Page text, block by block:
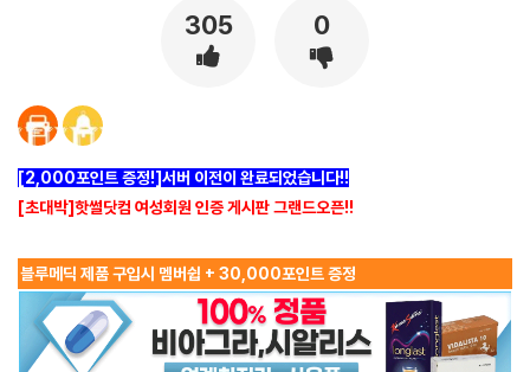
305 0
[2,000포인트 증정!]서버 이전이 완료되었습니다!!
[초대박]핫썰닷컴 여성회원 인증 게시판 그랜드오픈!!
블루메딕 제품 구입시 멤버쉽 + 30,000포인트 증정